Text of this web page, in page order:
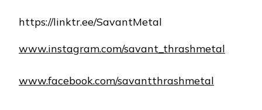
https://linktr.ee/SavantMetal
www.instagram.com/savant_thrashmetal
www.facebook.com/savantthrashmetal